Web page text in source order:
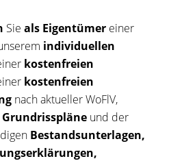
Sie als Eigentümer einer
individuellen
kostenfreien
kostenfreien
nach aktueller WoFlV,
und der
Bestandsunterlagen,